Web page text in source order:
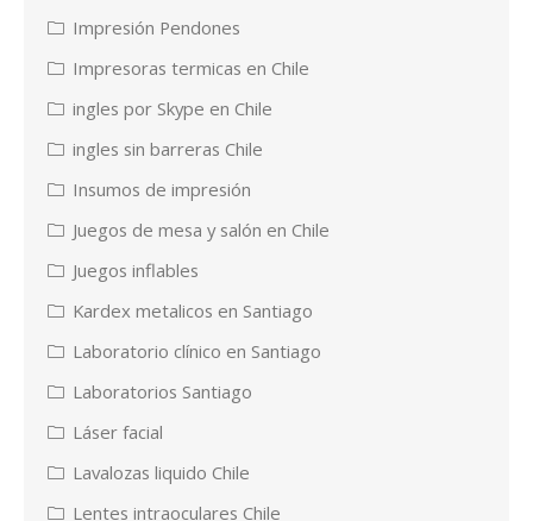
Impresión Pendones
Impresoras termicas en Chile
ingles por Skype en Chile
ingles sin barreras Chile
Insumos de impresión
Juegos de mesa y salón en Chile
Juegos inflables
Kardex metalicos en Santiago
Laboratorio clínico en Santiago
Laboratorios Santiago
Láser facial
Lavalozas liquido Chile
Lentes intraoculares Chile